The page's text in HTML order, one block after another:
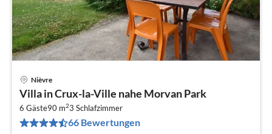
Nièvre
Villa in Crux-la-Ville nahe Morvan Park
6 Gäste90 m23 Schlafzimmer
66 Bewertungen